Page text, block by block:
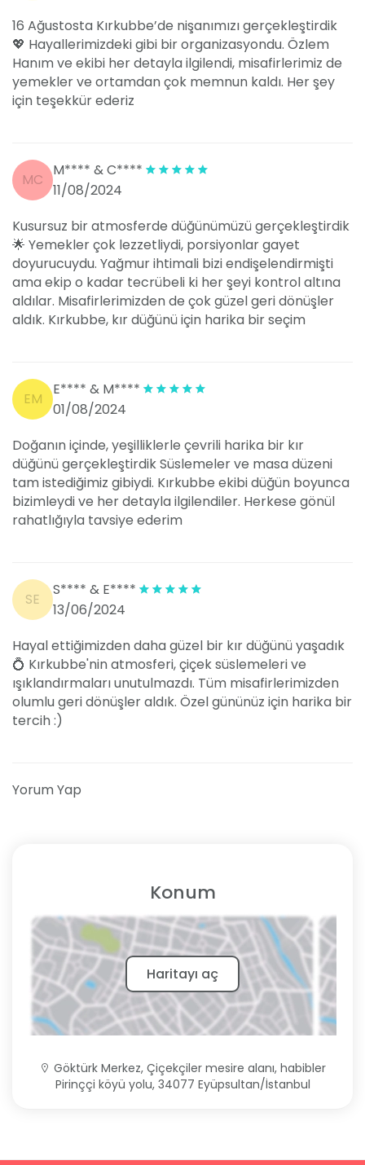
16 Ağustosta Kırkubbe’de nişanımızı gerçekleştirdik
💖 Hayallerimizdeki gibi bir organizasyondu. Özlem
Hanım ve ekibi her detayla ilgilendi, misafirlerimiz de
yemekler ve ortamdan çok memnun kaldı. Her şey
için teşekkür ederiz
MC
M**** & C****
11/08/2024
Kusursuz bir atmosferde düğünümüzü gerçekleştirdik
🌟 Yemekler çok lezzetliydi, porsiyonlar gayet
doyurucuydu. Yağmur ihtimali bizi endişelendirmişti
ama ekip o kadar tecrübeli ki her şeyi kontrol altına
aldılar. Misafirlerimizden de çok güzel geri dönüşler
aldık. Kırkubbe, kır düğünü için harika bir seçim
EM
E**** & M****
01/08/2024
Doğanın içinde, yeşilliklerle çevrili harika bir kır
düğünü gerçekleştirdik Süslemeler ve masa düzeni
tam istediğimiz gibiydi. Kırkubbe ekibi düğün boyunca
bizimleydi ve her detayla ilgilendiler. Herkese gönül
rahatlığıyla tavsiye ederim
SE
S**** & E****
13/06/2024
Hayal ettiğimizden daha güzel bir kır düğünü yaşadık
💍 Kırkubbe'nin atmosferi, çiçek süslemeleri ve
ışıklandırmaları unutulmazdı. Tüm misafirlerimizden
olumlu geri dönüşler aldık. Özel gününüz için harika bir
tercih :)
Yorum Yap
Konum
Haritayı aç
Göktürk Merkez, Çiçekçiler mesire alanı, habibler
Pirinççi köyü yolu, 34077 Eyüpsultan/İstanbul